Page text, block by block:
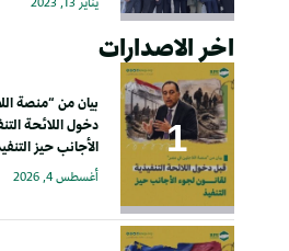
اخر الاصدارات
بيان من “منصة
دخول اللائحة
الأجانب حيز
أغسطس 4, 2026